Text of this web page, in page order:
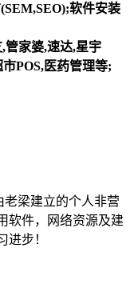
软件安装
管家婆,速达,星宇
POS,医药管理等;
老梁建立的个人非营
软件，网络资源及建
进步！